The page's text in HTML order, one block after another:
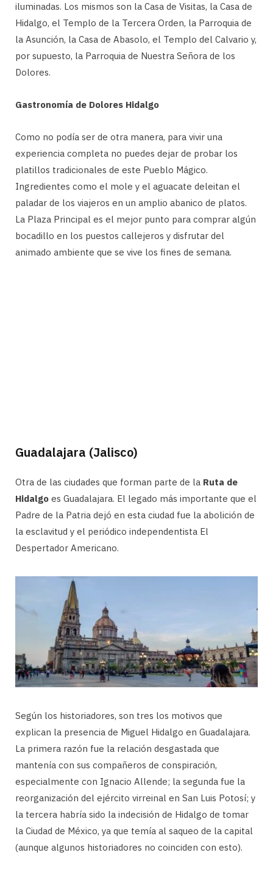
iluminadas. Los mismos son la Casa de Visitas, la Casa de
Hidalgo, el Templo de la Tercera Orden, la Parroquia de
la Asunción, la Casa de Abasolo, el Templo del Calvario y,
por supuesto, la Parroquia de Nuestra Señora de los
Dolores.
Gastronomía de Dolores Hidalgo
Como no podía ser de otra manera, para vivir una
experiencia completa no puedes dejar de probar los
platillos tradicionales de este Pueblo Mágico.
Ingredientes como el mole y el aguacate deleitan el
paladar de los viajeros en un amplio abanico de platos.
La Plaza Principal es el mejor punto para comprar algún
bocadillo en los puestos callejeros y disfrutar del
animado ambiente que se vive los fines de semana.
Guadalajara (Jalisco)
Otra de las ciudades que forman parte de la Ruta de
Hidalgo es Guadalajara. El legado más importante que el
Padre de la Patria dejó en esta ciudad fue la abolición de
la esclavitud y el periódico independentista El
Despertador Americano.
Según los historiadores, son tres los motivos que
explican la presencia de Miguel Hidalgo en Guadalajara.
La primera razón fue la relación desgastada que
mantenía con sus compañeros de conspiración,
especialmente con Ignacio Allende; la segunda fue la
reorganización del ejército virreinal en San Luis Potosí; y
la tercera habría sido la indecisión de Hidalgo de tomar
la Ciudad de México, ya que temía al saqueo de la capital
(aunque algunos historiadores no coinciden con esto).